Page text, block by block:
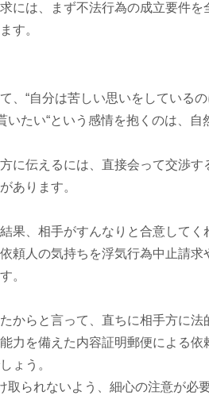
には、まず不法行為の成立要件
す。
、“自分は苦しい思いをしている
いたい“という感情を抱くのは、自
に伝えるには、直接会って交渉
あります。
果、相手がすんなりと合意して
頼人の気持ちを浮気行為中止請
。
からと言って、直ちに相手方に
力を備えた内容証明郵便による
ょう。
取られないよう、細心の注意が必要